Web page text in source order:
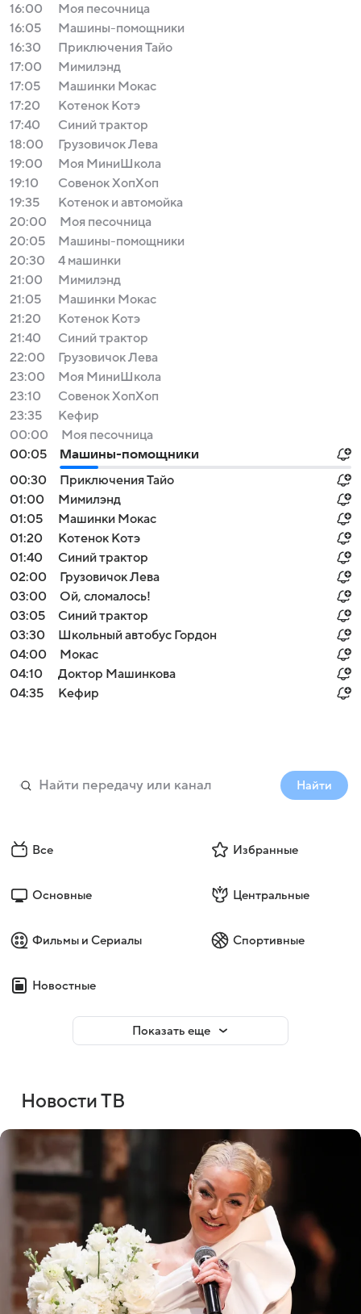
16:00
Моя песочница
16:05
Машины-помощники
16:30
Приключения Тайо
17:00
Мимилэнд
17:05
Машинки Мокас
17:20
Котенок Котэ
17:40
Синий трактор
18:00
Грузовичок Лева
19:00
Моя МиниШкола
19:10
Совенок ХопХоп
19:35
Котенок и автомойка
20:00
Моя песочница
20:05
Машины-помощники
20:30
4 машинки
21:00
Мимилэнд
21:05
Машинки Мокас
21:20
Котенок Котэ
21:40
Синий трактор
22:00
Грузовичок Лева
23:00
Моя МиниШкола
23:10
Совенок ХопХоп
23:35
Кефир
00:00
Моя песочница
00:05
Машины-помощники
00:30
Приключения Тайо
01:00
Мимилэнд
01:05
Машинки Мокас
01:20
Котенок Котэ
01:40
Синий трактор
02:00
Грузовичок Лева
03:00
Ой, сломалось!
03:05
Синий трактор
03:30
Школьный автобус Гордон
04:00
Мокас
04:10
Доктор Машинкова
04:35
Кефир
Найти
Все Избранные
Основные Центральные
Фильмы и Сериалы Спортивные
Новостные
Показать еще
Новости ТВ